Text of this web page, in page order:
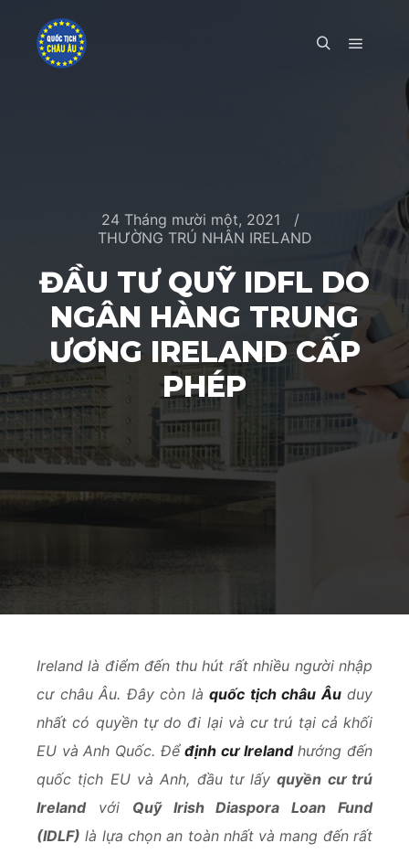
24 Tháng mười một, 2021
THƯỜNG TRÚ NHÂN IRELAND
ĐẦU TƯ QUỸ IDFL DO
NGÂN HÀNG TRUNG
ƯƠNG IRELAND CẤP
PHÉP
Ireland là điểm đến thu hút rất nhiều người nhập
cư châu Âu. Đây còn là quốc tịch châu Âuduy
nhất có quyền tự do đi lại và cư trú tại cả khối
EU và Anh Quốc. Đểđịnh cư Irelandhướng đến
quốc tịch EU và Anh, đầu tư lấyquyền cư trú
Irelandvới Quỹ Irish Diaspora Loan Fund
(IDLF) là lựa chọn an toàn nhất và mang đến rất